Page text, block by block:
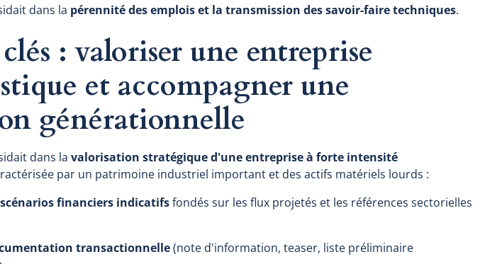
dans la pérennité des emplois et la transmission des savoir-faire techniques.
: valoriser une entreprise
et accompagner une
générationnelle
dans lavalorisation stratégique d'une entreprise à forte intensité
par un patrimoine industriel important et des actifs matériels lourds :
scénarios financiers indicatifsfondés sur les flux projetés et les références sectorielles
transactionnelle(note d'information, teaser, liste préliminaire